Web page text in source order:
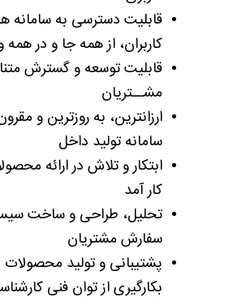
قابلیت دسترسی به سامانه­
کاربران، از همه جا و در
قابلیت توسعه و گسترش
مشــتریان
ارزان­ترین، به ­روزترین و
سامانه تولید داخل
ابتکار و تلاش در ارائه
کار آمد
تحلیل، طراحی و ساخت
سفارش مشتریان
پشتیبانی و تولید محصولات
بکارگیری از توان فنی